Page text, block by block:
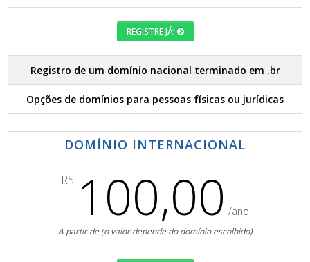
REGISTRE JÁ!
Registro de um domínio nacional terminado em .br
Opções de domínios para pessoas físicas ou jurídicas
DOMÍNIO INTERNACIONAL
R$ 100,00 /ano
A partir de (o valor depende do domínio escolhido)